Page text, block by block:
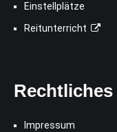
Einstellplätze
Reitunterricht
Rechtliches
Impressum